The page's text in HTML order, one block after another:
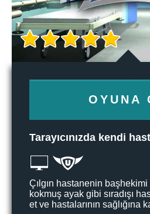
OYUNA
Tarayıcınızda kendi
Çılgın hastanenin
kokmuş ayak gibi sıradışı
et ve hastalarının sağlığına